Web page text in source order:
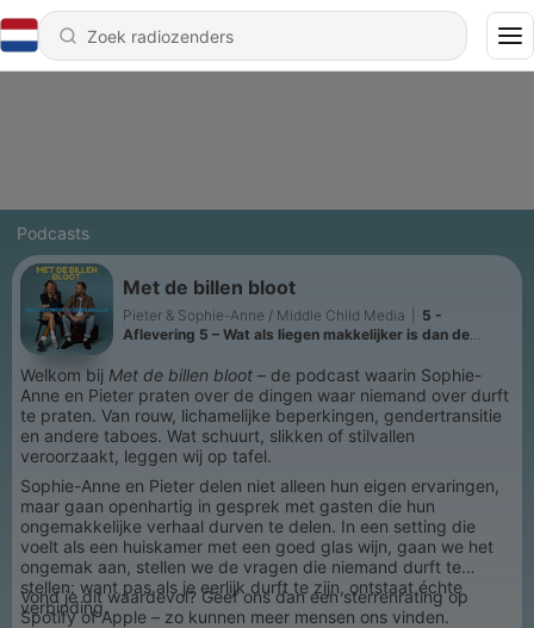
Podcasts
Met de billen bloot
Pieter & Sophie-Anne / Middle Child Media
5 -
Aflevering 5 – Wat als liegen makkelijker is dan de
Welkom bij Met de billen bloot – de podcast waarin Sophie-
Anne en Pieter praten over de dingen waar niemand over durft
te praten. Van rouw, lichamelijke beperkingen, gendertransitie
en andere taboes. Wat schuurt, slikken of stilvallen
veroorzaakt, leggen wij op tafel.
Sophie-Anne en Pieter delen niet alleen hun eigen ervaringen,
maar gaan openhartig in gesprek met gasten die hun
ongemakkelijke verhaal durven te delen. In een setting die
voelt als een huiskamer met een goed glas wijn, gaan we het
ongemak aan, stellen we de vragen die niemand durft te
stellen: want pas als je eerlijk durft te zijn, ontstaat échte
verbinding.
Vond je dit waardevol? Geef ons dan een sterrenrating op
Spotify of Apple – zo kunnen meer mensen ons vinden.